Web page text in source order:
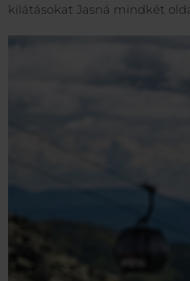
kilátásokat Jasná mindkét